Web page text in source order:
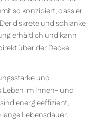
so konzipiert, dass er
diskrete und schlanke
erhältlich und kann
über der Decke
und
Leben im Innen- und
energieeffizient,
Lebensdauer.